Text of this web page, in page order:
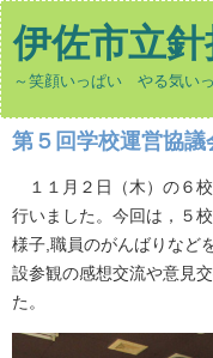
伊佐市立
～笑顔いっぱい やる気い
第５回学校運営協議
１１月２日（木）の６
行いました。今回は，５
様子,職員のがんばりなど
設参観の感想交流や意見
た。